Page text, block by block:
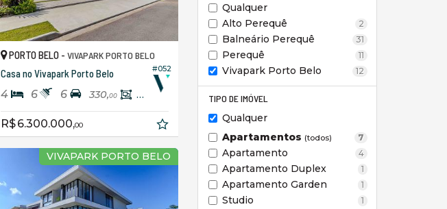
Qualquer
Alto Perequê
2
Balneário Perequê 31
Perequê 11
Vivapark Porto Belo 12
TIPO DE IMÓVEL
Qualquer
Apartamentos (todos) 7
Apartamento 4
Apartamento Duplex 1
Apartamento Garden 1
Studio 1
#052
PORTO BELO - VIVAPARK PORTO BELO
Casa no Vivapark Porto Belo
4 6 6 330,00 284,
R$ 6.300.000,00
VIVAPARK PORTO BELO